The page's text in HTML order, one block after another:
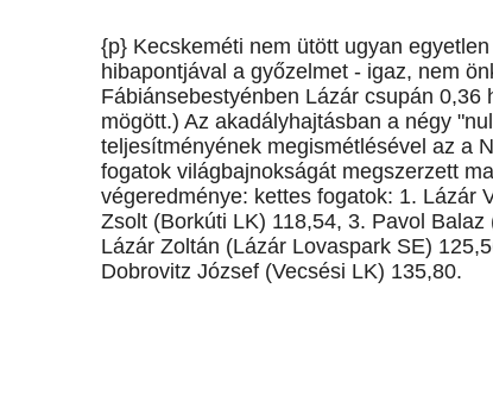
{p} Kecskeméti nem ütött ugyan
hibapontjával a győzelmet - igaz, nem
Fábiánsebestyénben Lázár csupán
mögött.) Az akadályhajtásban a négy
teljesítményének megismétlésével az a
fogatok világbajnokságát megszerzett
végeredménye: kettes fogatok: 1. Lázár
Zsolt (Borkúti LK) 118,54, 3. Pavol
Lázár Zoltán (Lázár Lovaspark SE)
Dobrovitz József (Vecsési LK) 135,80.